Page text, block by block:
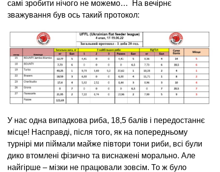
самі зробити нічого не можемо… На вечірнє
зважування був ось такий протокол:
У нас одна випадкова риба, 18,5 балів і передостаннє
місце! Насправді, після того, як на попередньому
турнірі ми піймали майже півтори тони риби, всі були
дико втомлені фізично та виснажені морально. Але
найгірше – мізки не працювали зовсім. То ж було